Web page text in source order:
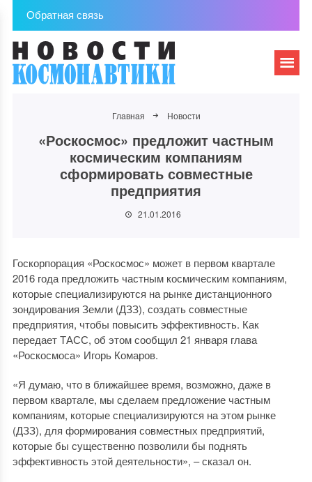
Обратная связь
Главная Новости
«Роскосмос» предложит частным
космическим компаниям
сформировать совместные
предприятия
21.01.2016
Госкорпорация «Роскосмос» может в первом квартале
2016 года предложить частным космическим компаниям,
которые специализируются на рынке дистанционного
зондирования Земли (ДЗЗ), создать совместные
предприятия, чтобы повысить эффективность. Как
передает ТАСС, об этом сообщил 21 января глава
«Роскосмоса» Игорь Комаров.
«Я думаю, что в ближайшее время, возможно, даже в
первом квартале, мы сделаем предложение частным
компаниям, которые специализируются на этом рынке
(ДЗЗ), для формирования совместных предприятий,
которые бы существенно позволили бы поднять
эффективность этой деятельности», – сказал он.